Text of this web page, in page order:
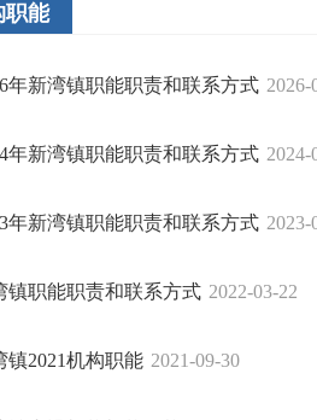
职能
年新湾镇职能职责和联系方式 2026-
年新湾镇职能职责和联系方式 2024-
年新湾镇职能职责和联系方式 2023-
镇职能职责和联系方式 2022-03-22
镇2021机构职能 2021-09-30